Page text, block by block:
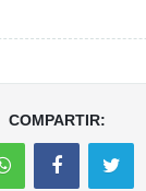
COMPARTIR: